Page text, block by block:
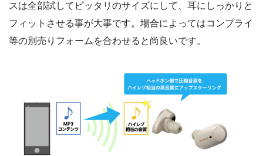
スは全部試してピッタリのサイズにして、耳にしっかりと
フィットさせる事が大事です。場合によってはコンプライ
等の別売りフォームを合わせると尚良いです。